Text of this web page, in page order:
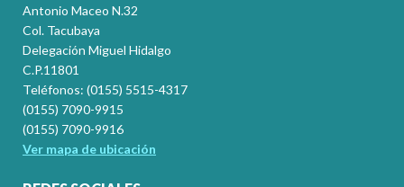
Antonio Maceo N.32
Col. Tacubaya
Delegación Miguel Hidalgo
C.P.11801
Teléfonos: (0155) 5515-4317
(0155) 7090-9915
(0155) 7090-9916
Ver mapa de ubicación